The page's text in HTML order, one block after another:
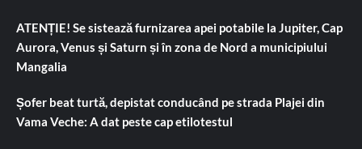
ATENȚIE! Se sistează furnizarea apei potabile la Jupiter, Cap
Aurora, Venus și Saturn și în zona de Nord a municipiului
Mangalia
Șofer beat turtă, depistat conducând pe strada Plajei din
Vama Veche: A dat peste cap etilotestul